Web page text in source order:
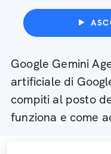
Google Gemini
artificiale di
compiti al posto
funziona e come